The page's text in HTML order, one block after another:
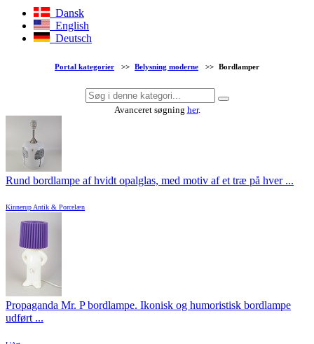
Dansk
English
Deutsch
Portal kategorier >> Belysning moderne >> Bordlamper
Avanceret søgning her.
Rund bordlampe af hvidt opalglas, med motiv af et træ på hver ...
Kinnerup Antik & Porcelæn
Propaganda Mr. P bordlampe. Ikonisk og humoristisk bordlampe
udført ...